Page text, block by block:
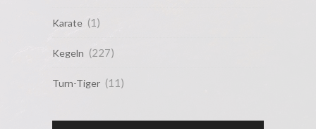
Karate (1)
Kegeln (227)
Turn-Tiger (11)